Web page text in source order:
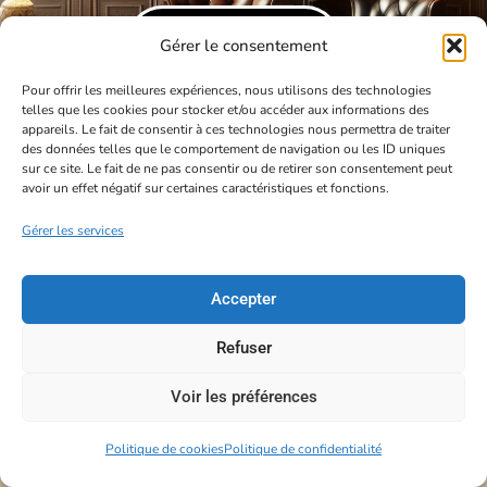
Gérer le consentement
Pour offrir les meilleures expériences, nous utilisons des technologies
telles que les cookies pour stocker et/ou accéder aux informations des
appareils. Le fait de consentir à ces technologies nous permettra de traiter
des données telles que le comportement de navigation ou les ID uniques
sur ce site. Le fait de ne pas consentir ou de retirer son consentement peut
avoir un effet négatif sur certaines caractéristiques et fonctions.
Gérer les services
Accepter
Refuser
Voir les préférences
Politique de cookiesPolitique de confidentialité
m
DÉGUSTATIONS
DÉCOUVERTES
A PROPOS
CONTACT
Copyright 2024 - Les 3 Spiritueux